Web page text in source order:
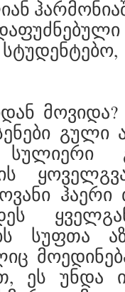
გული
ჰაერი
სუფთა
ეს უნდა